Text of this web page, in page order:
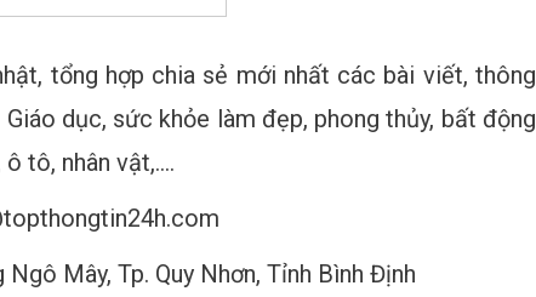
tổng hợp chia sẻ mới nhất các bài viết, thông
dục, sức khỏe làm đẹp, phong thủy, bất động
tô, nhân vật,….
Mây, Tp. Quy Nhơn, Tỉnh Bình Định